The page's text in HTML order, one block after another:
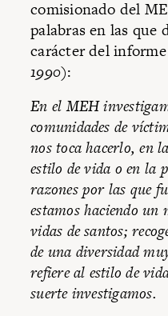
comisionado del
palabras en las que
carácter del
1990):
En el MEH
comunidades de
nos toca hacerlo, en
estilo de vida o en la
razones por las que
estamos haciendo
vidas de santos;
de una diversidad
refiere al estilo de
suerte investigamos.